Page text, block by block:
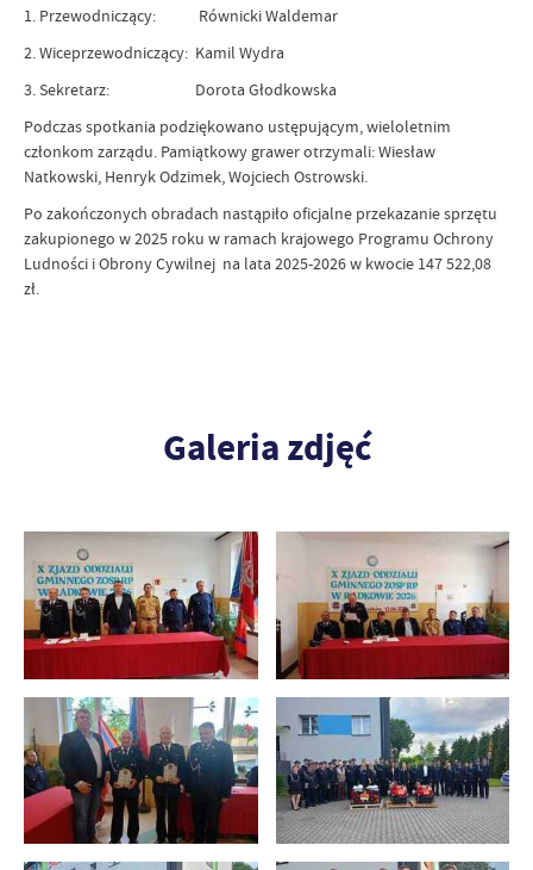
1. Przewodniczący: Równicki Waldemar
2. Wiceprzewodniczący: Kamil Wydra
3. Sekretarz: Dorota Głodkowska
Podczas spotkania podziękowano ustępującym, wieloletnim
członkom zarządu. Pamiątkowy grawer otrzymali: Wiesław
Natkowski, Henryk Odzimek, Wojciech Ostrowski.
Po zakończonych obradach nastąpiło oficjalne przekazanie sprzętu
zakupionego w 2025 roku w ramach krajowego Programu Ochrony
Ludności i Obrony Cywilnej na lata 2025-2026 w kwocie 147 522,08
zł.
Galeria zdjęć